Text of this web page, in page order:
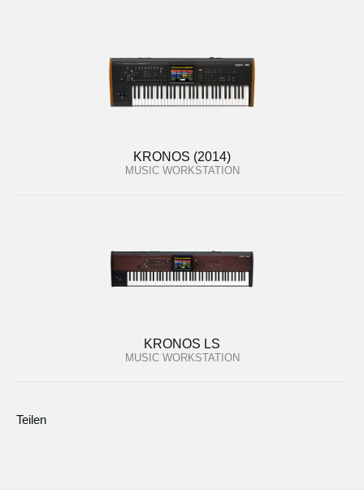
KRONOS (2014)
MUSIC WORKSTATION
KRONOS LS
MUSIC WORKSTATION
Teilen